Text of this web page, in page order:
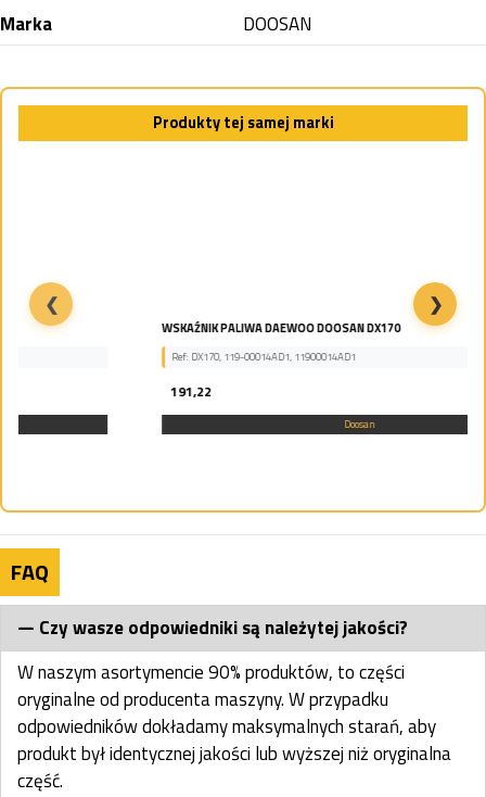
Marka
DOOSAN
Produkty tej samej marki
WSKAŹNIK PALIWA DAEWOO DOOSAN DX170
Ref: DX170, 119-00014AD1, 11900014AD1
❮ ❯
FAQ
Czy wasze odpowiedniki są należytej jakości?
W naszym asortymencie 90% produktów, to części
oryginalne od producenta maszyny. W przypadku
odpowiedników dokładamy maksymalnych starań, aby
produkt był identycznej jakości lub wyższej niż oryginalna
część.